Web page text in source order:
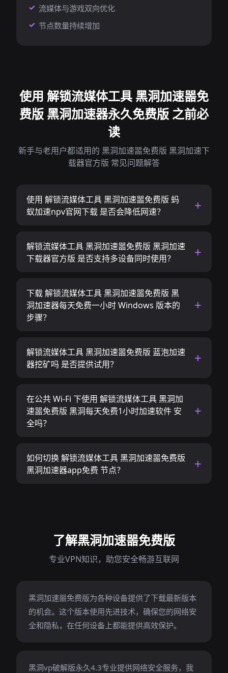
流媒体与游戏双向优化
节点数量持续增加
使用 解锁流媒体工具 黑洞加速噐免
费版 黑洞加速器永久免费版 之前必
读
新手与老用户都适用的 黑洞加速噐免费版 黑洞加速下
载器官方版 常见问题解答
使用 解锁流媒体工具 黑洞加速噐免费版 蚂
蚁加速npv官网下载 是否会降低网速？
解锁流媒体工具 黑洞加速噐免费版 黑洞加速
下载器官方版 是否支持多设备同时使用？
下载 解锁流媒体工具 黑洞加速噐免费版 黑
洞加速器每天免费一小时 Windows 版本的
步骤？
解锁流媒体工具 黑洞加速噐免费版 蓝泡加速
器挖矿吗 是否提供试用？
在公共 Wi-Fi 下使用 解锁流媒体工具 黑洞加
速噐免费版 黑洞每天免费1小时加速软件 安
全吗？
如何切换 解锁流媒体工具 黑洞加速噐免费版
黑洞加速器app免费 节点？
了解黑洞加速噐免费版
专业VPN知识，助您安全畅游互联网
黑洞加速噐免费版为各种设备提供了下载最新版本
的机会。这个版本使用先进技术，确保您的网络安
全和隐私，在任何设备上都能提供高效保护。
黑洞vp破解版永久4.3专业提供网络安全服务，我